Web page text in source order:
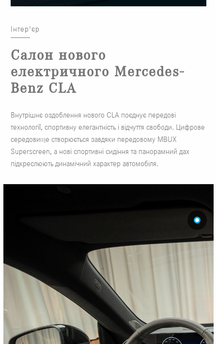
Інтер'єр
Салон нового
електричного Mercedes-
Benz CLA
Внутрішнє оздоблення нового CLA поєднує передові
технології, спортивну елегантність і відчуття свободи. Цифрове
середовище створюється завдяки передовому MBUX
Superscreen, а нові спортивні сидіння та панорамний дах
підкреслюють динамічний характер автомобіля.